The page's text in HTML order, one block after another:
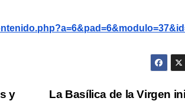
La Basílica de la Virgen
y